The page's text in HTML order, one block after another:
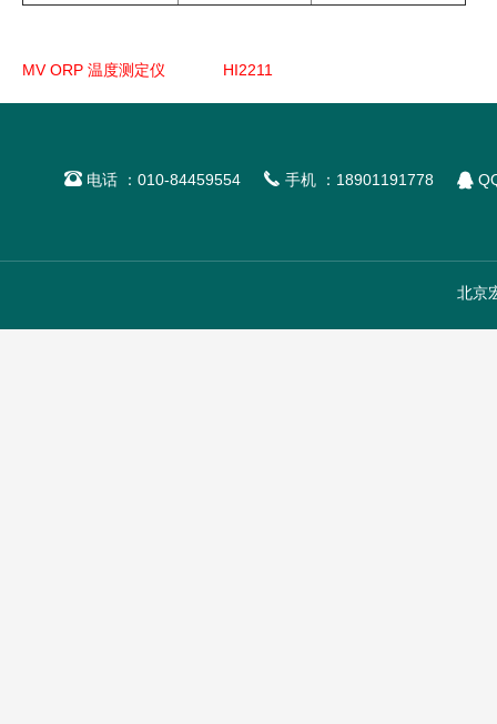
MV ORP 温度测定仪 HI2211
电话 ：010-84459554  手机 ：18901191778 
北京